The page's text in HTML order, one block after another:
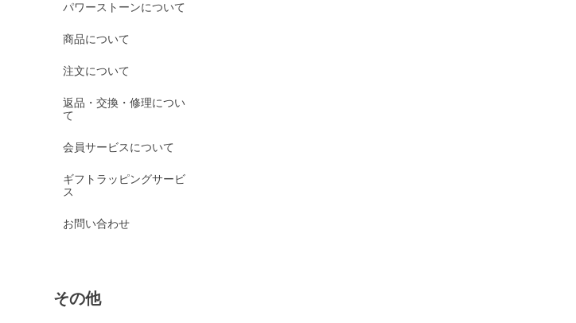
パワーストーンについて
商品について
注文について
返品・交換・修理につい
て
会員サービスについて
ギフトラッピングサービ
ス
お問い合わせ
その他